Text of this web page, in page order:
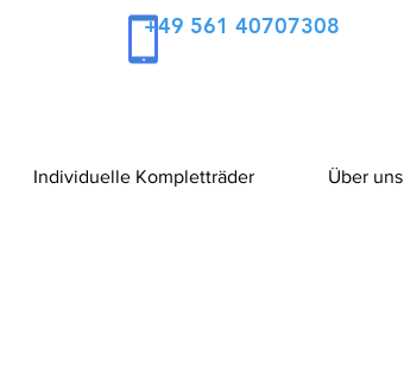
+49 561 40707308
Individuelle Kompletträder Über uns